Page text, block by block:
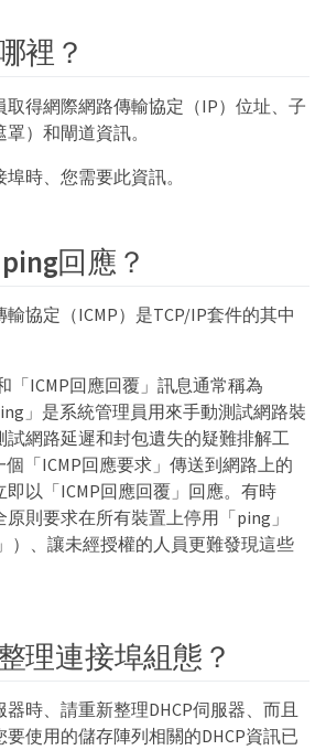
裡？
取得網際網路傳輸協定（IP）位址、子
）和閘道資訊。
時、您需要此資訊。
回應？
協定（ICMP）是TCP/IP套件的其中
「ICMP回應回覆」訊息通常稱為
」是系統管理員用來手動測試網路裝
試網路延遲和封包遺失的疑難排解工
「ICMP回應要求」傳送到網路上的
以「ICMP回應回覆」回應。有時
則要求在所有裝置上停用「ping」
）、讓未經授權的人員更難發現這些
理連接埠組態？
時、請重新整理DHCP伺服器、而且
使用的儲存陣列相關的DHCP資訊已